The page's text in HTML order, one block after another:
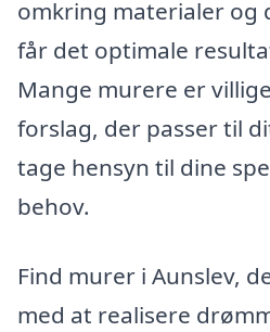
omkring materialer og
får det optimale
Mange murere er
forslag, der passer til
tage hensyn til dine
behov.
Find murer i Aunslev,
med at realisere